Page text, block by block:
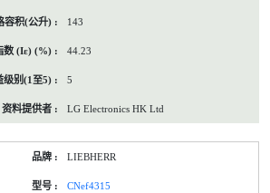
143
44.23
5
LG Electronics HK Ltd
LIEBHERR
CNef4315